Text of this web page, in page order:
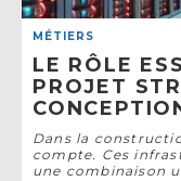
MÉTIERS
LE RÔLE
PROJET
Dans la
compte. Ces
une combinaison